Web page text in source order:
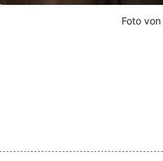
Foto von